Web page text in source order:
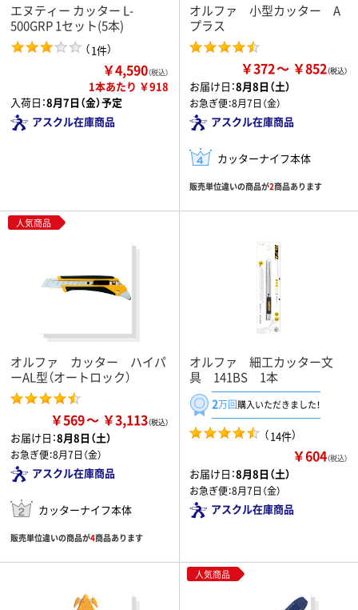
エヌティー カッター L-
500GRP 1セット(5本)
（1件）
￥4,590（税込）
1本あたり ￥918
入荷日：8月7日（金）予定
アスクル在庫商品
オルファ 小型カッター A
プラス
￥372 ￥852
お届け日：8月8日（土）
お急ぎ便：8月7日（金）
アスクル在庫商品
カッターナイフ本体
販売単位違いの商品が2商品あります
人気商品
オルファ カッター ハイパ
ーAL型（オートロック）
￥569 ￥3,113
お届け日：8月8日（土）
お急ぎ便：8月7日（金）
アスクル在庫商品
カッターナイフ本体
販売単位違いの商品が4商品あります
オルファ 細工カッター文
具 141BS 1本
2万回購入いただきました！
（14件）
￥604（税込）
お届け日：8月8日（土）
お急ぎ便：8月7日（金）
アスクル在庫商品
人気商品